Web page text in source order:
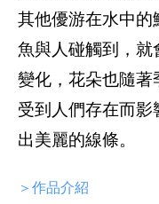
其他優游在水中的
魚與人碰觸到，就
變化，花朵也隨著
受到人們存在而影
出美麗的線條。
＞作品介紹